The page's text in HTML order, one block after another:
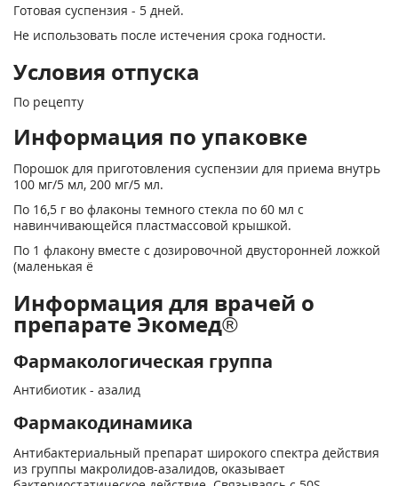
Готовая суспензия - 5 дней.
Не использовать после истечения срока годности.
Условия отпуска
По рецепту
Информация по упаковке
Порошок для приготовления суспензии для приема внутрь
100 мг/5 мл, 200 мг/5 мл.
По 16,5 г во флаконы темного стекла по 60 мл с
навинчивающейся пластмассовой крышкой.
По 1 флакону вместе с дозировочной двусторонней ложкой
(маленькая ё
Информация для врачей о
препарате Экомед®
Фармакологическая группа
Антибиотик - азалид
Фармакодинамика
Антибактериальный препарат широкого спектра действия
из группы макролидов-азалидов, оказывает